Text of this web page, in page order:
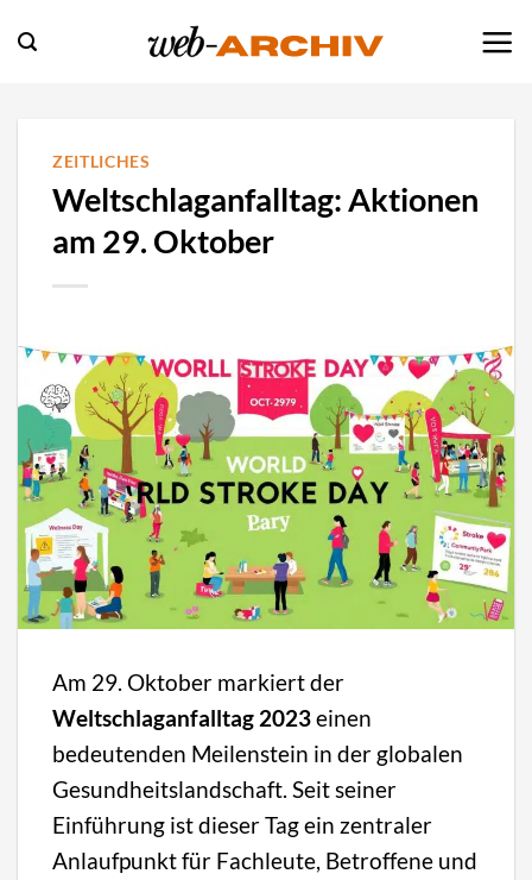
Inhalt
ZEITLICHES
Weltschlaganfalltag: Aktionen
am 29. Oktober
Am 29. Oktober markiert der
Weltschlaganfalltag 2023einen
bedeutenden Meilenstein in der globalen
Gesundheitslandschaft. Seit seiner
Einführung ist dieser Tag ein zentraler
Anlaufpunkt für Fachleute, Betroffene und